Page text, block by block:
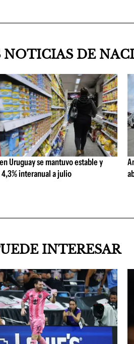
NOTICIAS DE
Uruguay se mantuvo estable y
interanual a julio
INTERESAR